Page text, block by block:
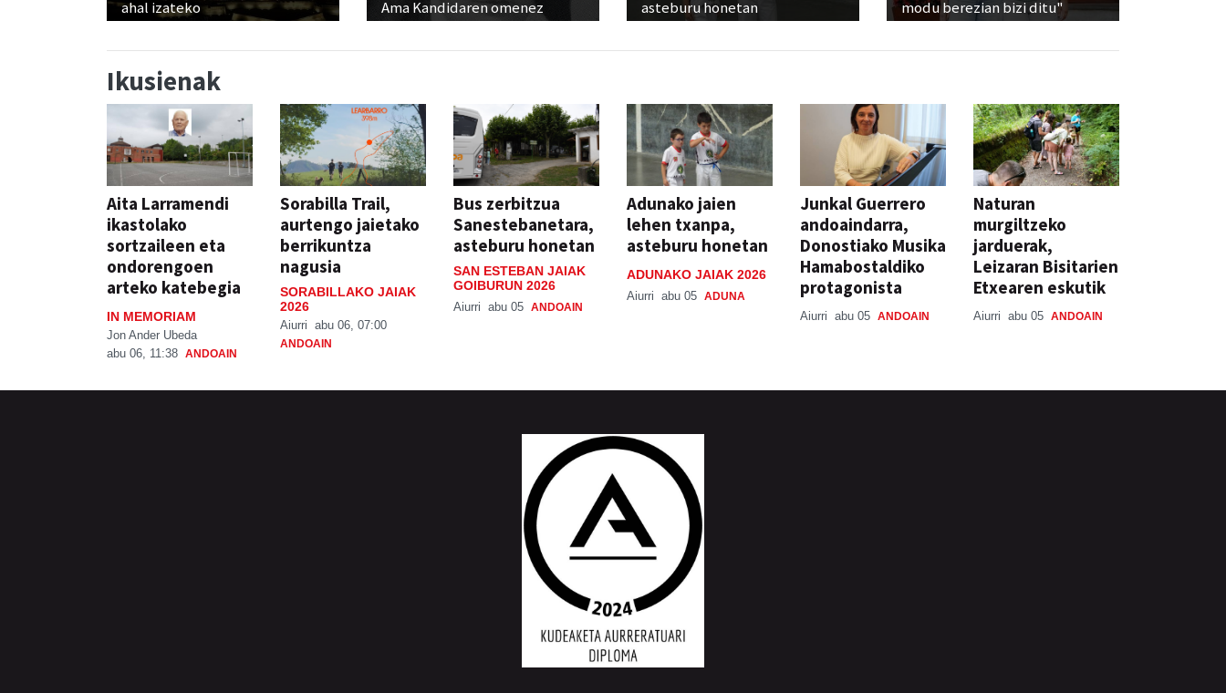
ahal izateko
Ama Kandidaren omenez
asteburu honetan
modu berezian bizi ditu"
Ikusienak
Aita Larramendi
ikastolako
sortzaileen eta
ondorengoen
arteko katebegia
IN MEMORIAM
Jon Ander Ubeda
abu 06, 11:38 ANDOAIN
Sorabilla Trail,
aurtengo jaietako
berrikuntza
nagusia
SORABILLAKO JAIAK
2026
Aiurri abu 06, 07:00
ANDOAIN
Bus zerbitzua
Sanestebanetara,
asteburu honetan
SAN ESTEBAN JAIAK
GOIBURUN 2026
Aiurri abu 05 ANDOAIN
Adunako jaien
lehen txanpa,
asteburu honetan
ADUNAKO JAIAK 2026
Aiurri abu 05 ADUNA
Junkal Guerrero
andoaindarra,
Donostiako Musika
Hamabostaldiko
protagonista
Aiurri abu 05 ANDOAIN
Naturan
murgiltzeko
jarduerak,
Leizaran Bisitarien
Etxearen eskutik
Aiurri abu 05 ANDOAIN